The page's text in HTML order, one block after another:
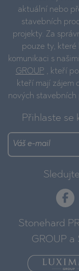
aktuální nebo
stavebních
projekty. Za
pouze ty,
komunikaci s
GROUP , kteří
kteří mají zájem
nových
Přihlaste se
Stonehard
GROUP a